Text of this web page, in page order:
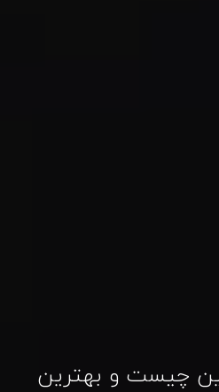
چیست و بهترین